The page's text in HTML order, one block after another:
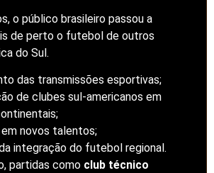
o público brasileiro passou a
de perto o futebol de outros
do Sul.
das transmissões esportivas;
de clubes sul-americanos em
novos talentos;
integração do futebol regional.
partidas como club técnico